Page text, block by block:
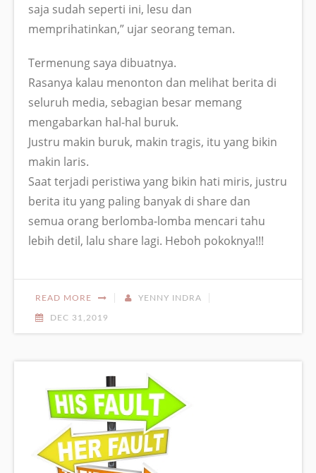
saja sudah seperti ini, lesu dan
memprihatinkan,” ujar seorang teman.
Termenung saya dibuatnya.
Rasanya kalau menonton dan melihat berita di
seluruh media, sebagian besar memang
mengabarkan hal-hal buruk.
Justru makin buruk, makin tragis, itu yang bikin
makin laris.
Saat terjadi peristiwa yang bikin hati miris, justru
berita itu yang paling banyak di share dan
semua orang berlomba-lomba mencari tahu
lebih detil, lalu share lagi. Heboh pokoknya!!!
READ MORE YENNY INDRA
DEC 31,2019